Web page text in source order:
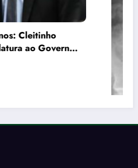
é, sintomas, tipos e as